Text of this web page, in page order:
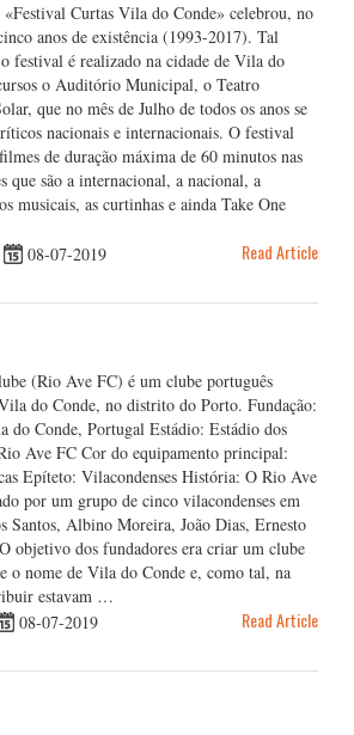
Curtas Vila do Conde» celebrou, no
anos de existência (1993-2017). Tal
festival é realizado na cidade de Vila do
o Auditório Municipal, o Teatro
que no mês de Julho de todos os anos se
nacionais e internacionais. O festival
de duração máxima de 60 minutos nas
que são a internacional, a nacional, a
musicais, as curtinhas e ainda Take One
08-07-2019 Read Article
(Rio Ave FC) é um clube português
do Conde, no distrito do Porto. Fundação:
do Conde, Portugal Estádio: Estádio dos
Ave FC Cor do equipamento principal:
Epíteto: Vilacondenses História: O Rio Ave
por um grupo de cinco vilacondenses em
Santos, Albino Moreira, João Dias, Ernesto
objetivo dos fundadores era criar um clube
o nome de Vila do Conde e, como tal, na
estavam …
08-07-2019 Read Article